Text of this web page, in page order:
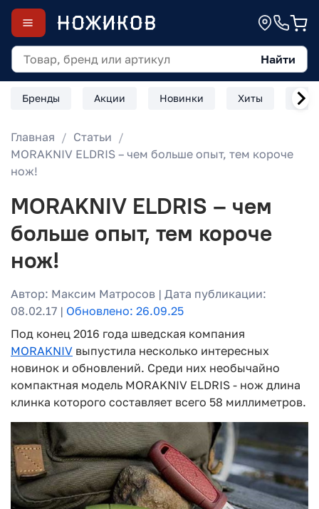
Найти
Бренды Акции Новинки Хиты
Главная
Статьи
MORAKNIV ELDRIS – чем больше опыт, тем короче
нож!
MORAKNIV ELDRIS – чем
больше опыт, тем короче
нож!
Автор: Максим Матросов | Дата публикации:
08.02.17 | Обновлено: 26.09.25
Под конец 2016 года шведская компания
MORAKNIV выпустила несколько интересных
новинок и обновлений. Среди них необычайно
компактная модель MORAKNIV ELDRIS - нож длина
клинка которого составляет всего 58 миллиметров.